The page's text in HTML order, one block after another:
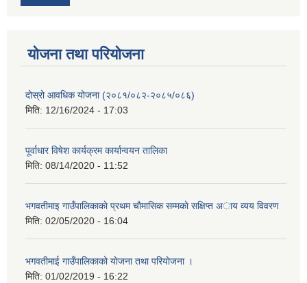
योजना तथा परियोजना
दोस्रो आवधिक योजना (२०८१/०८२-२०८५/०८६)
मिति: 12/16/2024 - 17:03
पूर्वाधार विषेश कार्यक्रम कार्यान्वयन तालिका
मिति: 08/14/2020 - 11:52
भगवतीमाइ गाउँपालिकाकाे प्रथम चाैमासिक सम्मकाे सक्षिप्त अाय व्यय विवरण
मिति: 02/05/2020 - 16:04
भगवतीमाई गाउँपालिकाको याेजना तथा परियाेजना ।
मिति: 01/02/2019 - 16:22